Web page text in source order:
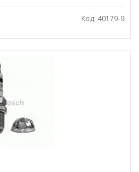
Код: 40179-9